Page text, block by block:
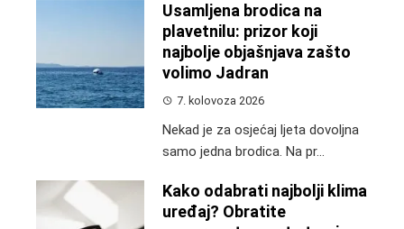
Usamljena brodica na
plavetnilu: prizor koji
najbolje objašnjava zašto
volimo Jadran
7. kolovoza 2026
Nekad je za osjećaj ljeta dovoljna
samo jedna brodica. Na pr...
Kako odabrati najbolji klima
uređaj? Obratite